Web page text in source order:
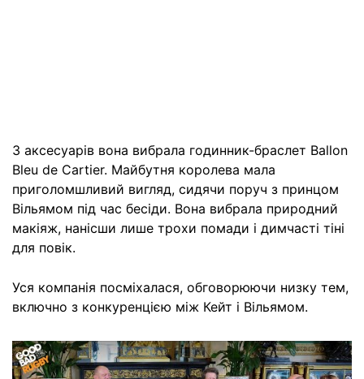
З аксесуарів вона вибрала годинник-браслет Ballon
Bleu de Cartier. Майбутня королева мала
приголомшливий вигляд, сидячи поруч з принцом
Вільямом під час бесіди. Вона вибрала природний
макіяж, нанісши лише трохи помади і димчасті тіні
для повік.
Уся компанія посміхалася, обговорюючи низку тем,
включно з конкуренцією між Кейт і Вільямом.